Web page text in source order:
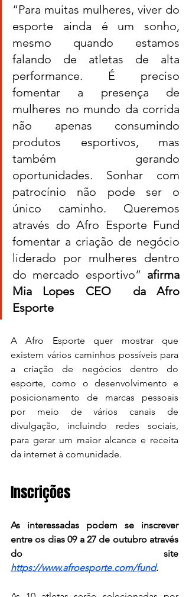
“Para muitas mulheres, viver do
esporte ainda é um sonho,
mesmo quando estamos
falando de atletas de alta
performance. É preciso
fomentar a presença de
mulheres no mundo da corrida
não apenas consumindo
produtos esportivos, mas
também gerando
oportunidades. Sonhar com
patrocínio não pode ser o
único caminho. Queremos
através do Afro Esporte Fund
fomentar a criação de negócio
liderado por mulheres dentro
do mercado esportivo” afirma
Mia Lopes CEO  da Afro
Esporte
A Afro Esporte quer mostrar que
existem vários caminhos possíveis para
a criação de negócios dentro do
esporte, como o desenvolvimento e
posicionamento de marcas pessoais
por meio de vários canais de
divulgação, incluindo redes sociais,
para gerar um maior alcance e receita
da internet à comunidade.
Inscrições
As interessadas podem se inscrever
entre os dias 09 a 27 de outubro através
https://www.afroesporte.com/fund.